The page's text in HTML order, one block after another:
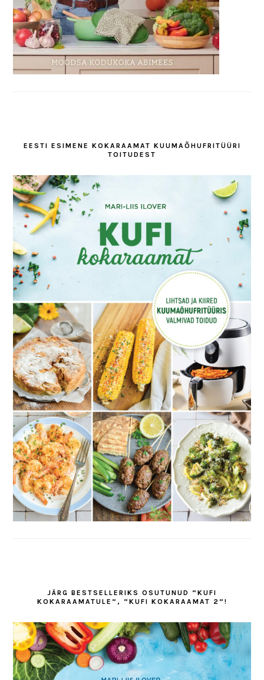
EESTI ESIMENE KOKARAAMAT KUUMAÕHUFRITÜÜRI
TOITUDEST
JÄRG BESTSELLERIKS OSUTUNUD “KUFI
KOKARAAMATULE”, “KUFI KOKARAAMAT 2”!